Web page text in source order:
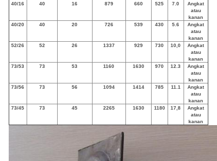
40/16 40 16 879 660 525 7.0
Angkat
atau
kanan
40/20
40 20 726 539 430 5.6
Angkat
atau
kanan
52/26
52 26 1337 929 730 10,0
Angkat
atau
kanan
73/53
73 53 1160 1630 970 12.3
Angkat
atau
kanan
73/56
73 56 1094 1414 785 11.1
Angkat
atau
kanan
73/45
73 45 2265 1630 1180 17,8
Angkat
atau
kanan